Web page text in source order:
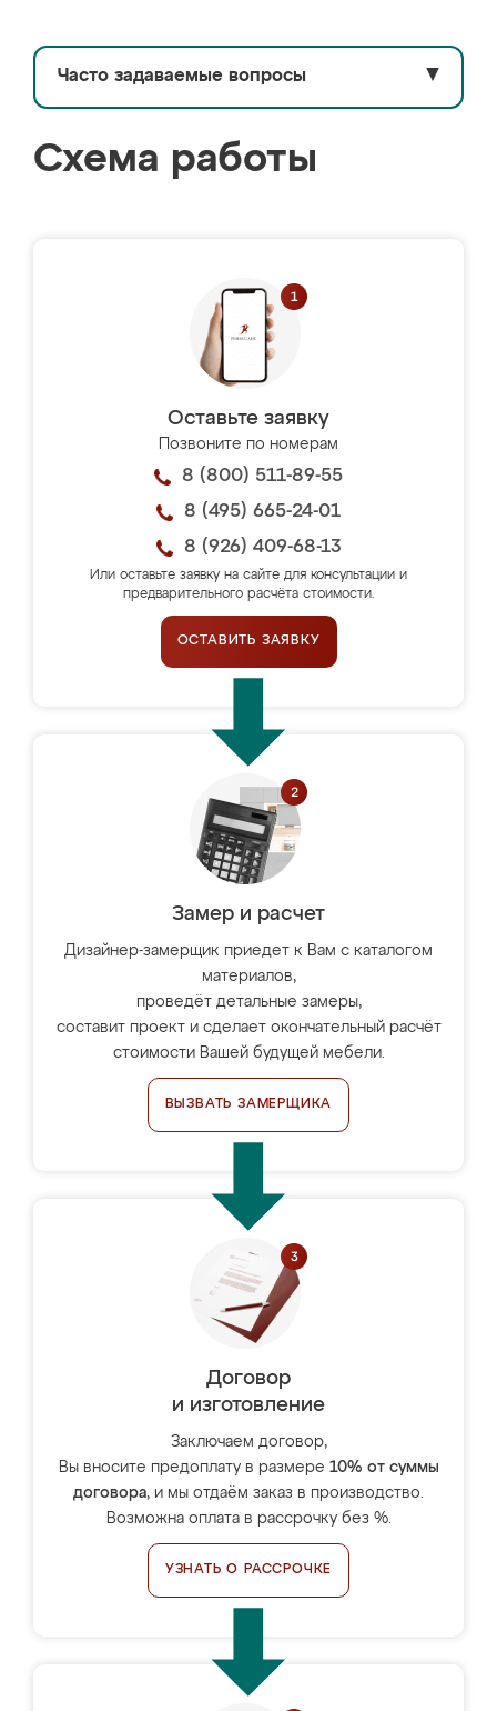
Часто задаваемые вопросы ▼
Схема работы
Оставьте заявку
Позвоните по номерам
8 (800) 511-89-55
8 (495) 665-24-01
8 (926) 409-68-13
Или оставьте заявку на сайте для консультации и
предварительного расчёта стоимости.
ОСТАВИТЬ ЗАЯВКУ
Замер и расчет
Дизайнер-замерщик приедет к Вам с каталогом
материалов,
проведёт детальные замеры,
составит проект и сделает окончательный расчёт
стоимости Вашей будущей мебели.
ВЫЗВАТЬ ЗАМЕРЩИКА
Договор
и изготовление
Заключаем договор,
Вы вносите предоплату в размере 10% от суммы
договора, и мы отдаём заказ в производство.
Возможна оплата в рассрочку без %.
УЗНАТЬ О РАССРОЧКЕ